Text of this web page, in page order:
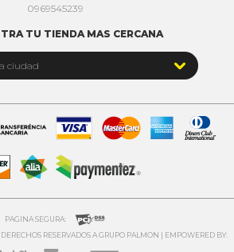
0969545239
TU TIENDA MAS CERCANA
ciudad 
PAGINA SEGURA:
RESERVADOS A GRUPO PALMON | EMPOWERED BY: